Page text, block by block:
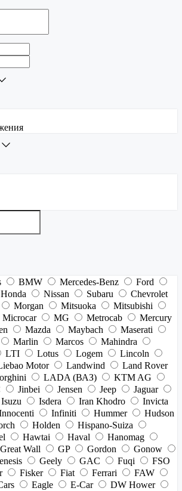
BMW Mercedes-Benz
Ford
Honda Nissan Subaru
Chevrolet
Morgan Mitsuoka
Mitsubishi
Microcar MG Metrocab
Mercury
Mazda Maybach
Maserati
Marlin Marcos
Mahindra
LTI Lotus Logem
Lincoln
Motor Landwind
Land Rover
LADA (ВАЗ)
KTM AG
Jinbei Jensen Jeep
Jaguar
Isuzu Isdera Iran Khodro
Invicta
Infiniti Hummer
Hudson
Holden
Hispano-Suiza
Hawtai Haval
Hanomag
Great Wall GP Gordon
Gonow
Geely GAC Fuqi
FSO
Fisker Fiat Ferrari
FAW
Eagle E-Car
DW Hower